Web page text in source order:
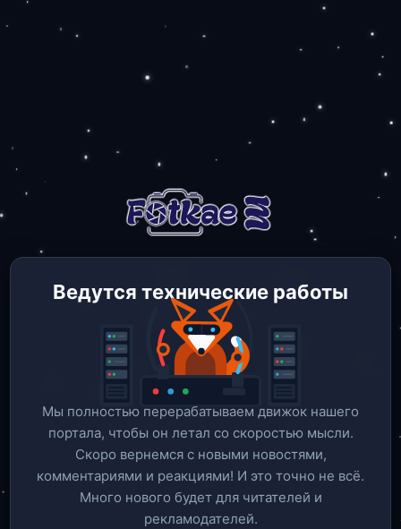
Ведутся технические работы
Мы полностью перерабатываем движок нашего
портала, чтобы он летал со скоростью мысли.
Скоро вернемся c новыми новостями,
комментариями и реакциями! И это точно не всё.
Много нового будет для читателей и
рекламодателей.